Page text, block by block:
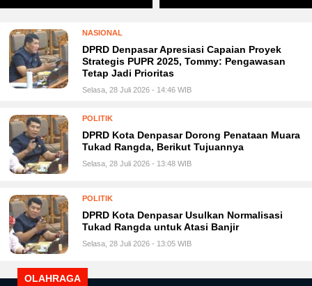
NASIONAL
DPRD Denpasar Apresiasi Capaian Proyek
Strategis PUPR 2025, Tommy: Pengawasan
Tetap Jadi Prioritas
Selasa, 28 Juli 2026 - 14:46 WIB
POLITIK
DPRD Kota Denpasar Dorong Penataan Muara
Tukad Rangda, Berikut Tujuannya
Selasa, 28 Juli 2026 - 13:48 WIB
POLITIK
DPRD Kota Denpasar Usulkan Normalisasi
Tukad Rangda untuk Atasi Banjir
Selasa, 28 Juli 2026 - 13:05 WIB
OLAHRAGA